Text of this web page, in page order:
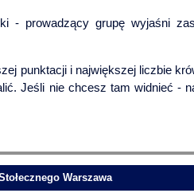
- prowadzący grupę wyjaśni
punktacji i największej liczbie
Jeśli nie chcesz tam widnieć -
Warszawa